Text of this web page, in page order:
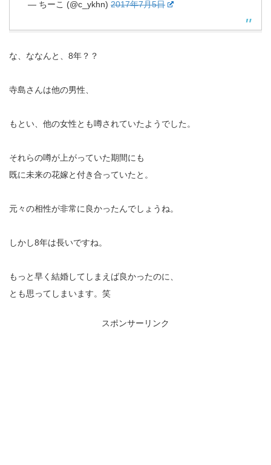
— ちーこ (@c_ykhn) 2017年7月5日
な、ななんと、8年？？
寺島さんは他の男性、
もとい、他の女性とも噂されていたようでした。
それらの噂が上がっていた期間にも
既に未来の花嫁と付き合っていたと。
元々の相性が非常に良かったんでしょうね。
しかし8年は長いですね。
もっと早く結婚してしまえば良かったのに、
とも思ってしまいます。笑
スポンサーリンク